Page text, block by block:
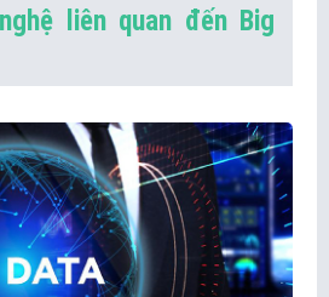
liên quan đến Big